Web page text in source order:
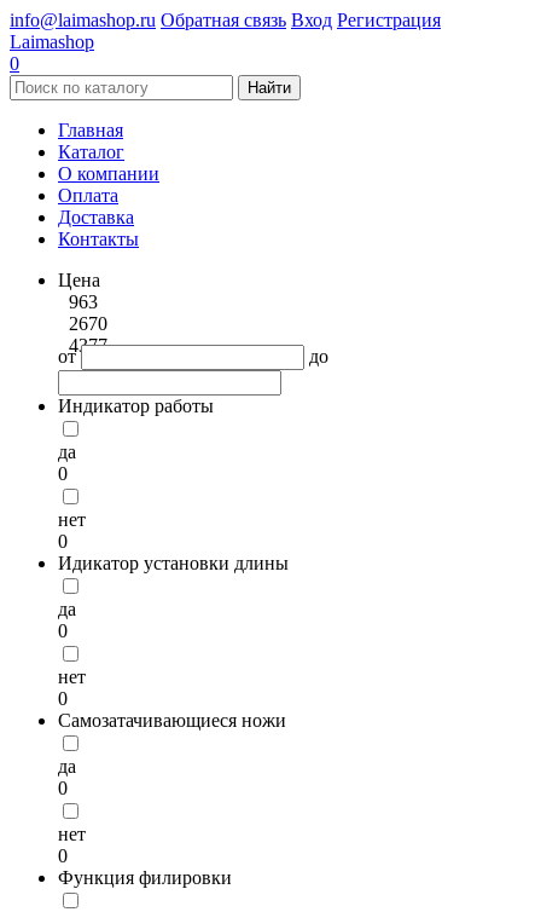
info@laimashop.ru Обратная связь Вход Регистрация
Laimashop
0
Найти
Главная
Каталог
О компании
Оплата
Доставка
Контакты
Цена
963
2670
4377
от до
Индикатор работы
да
0
нет
0
Идикатор установки длины
да
0
нет
0
Самозатачивающиеся ножи
да
0
нет
0
Функция филировки